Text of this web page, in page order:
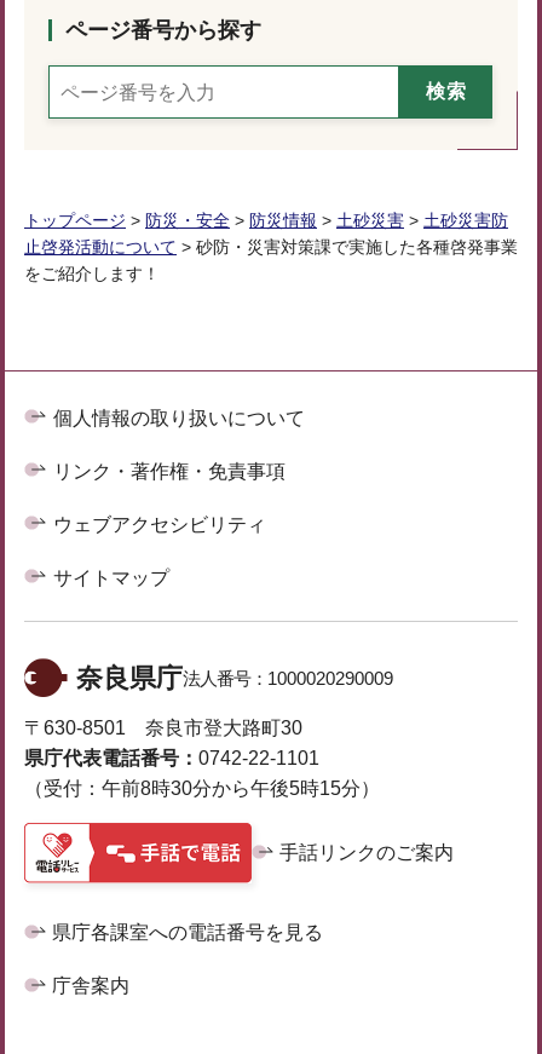
ページ番号から探す
トップページ > 防災・安全 > 防災情報 > 土砂災害 > 土砂災害防
止啓発活動について > 砂防・災害対策課で実施した各種啓発事業
をご紹介します！
個人情報の取り扱いについて
リンク・著作権・免責事項
ウェブアクセシビリティ
サイトマップ
奈良県庁法人番号： 1000020290009
〒630-8501 奈良市登大路町30
県庁代表電話番号： 0742-22-1101
（受付：午前8時30分から午後5時15分）
手話リンクのご案内
県庁各課室への電話番号を見る
庁舎案内